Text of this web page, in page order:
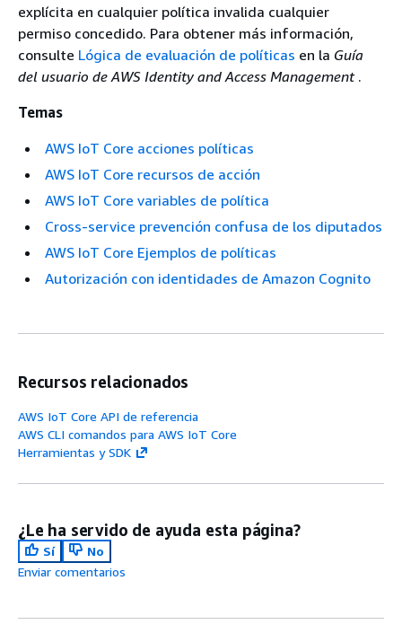
explícita en cualquier política invalida cualquier
permiso concedido. Para obtener más información,
consulte Lógica de evaluación de políticas en la Guía
del usuario de AWS Identity and Access Management .
Temas
AWS IoT Core acciones políticas
AWS IoT Core recursos de acción
AWS IoT Core variables de política
Cross-service prevención confusa de los diputados
AWS IoT Core Ejemplos de políticas
Autorización con identidades de Amazon Cognito
Recursos relacionados
AWS IoT Core API de referencia
AWS CLI comandos para AWS IoT Core
Herramientas y SDK
¿Le ha servido de ayuda esta página?
Sí
No
Enviar comentarios